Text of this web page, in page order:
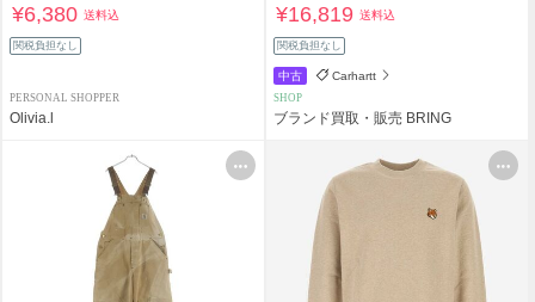
¥6,380送料込
関税負担なし
PERSONAL SHOPPER
Olivia.l
¥16,819送料込
関税負担なし
中古 Carhartt
SHOP
ブランド買取・販売 BRING